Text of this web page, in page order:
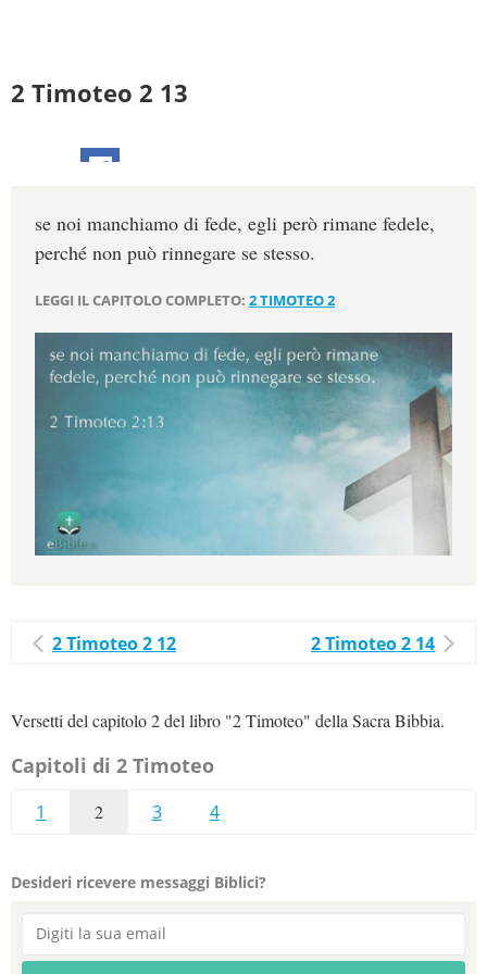
2 Timoteo 2 13
se noi manchiamo di fede, egli però rimane fedele,
perché non può rinnegare se stesso.
LEGGI IL CAPITOLO COMPLETO: 2 TIMOTEO 2
2 Timoteo 2 12 2 Timoteo 2 14
Versetti del capitolo 2 del libro "2 Timoteo" della Sacra Bibbia.
Capitoli di 2 Timoteo
1 2 3 4
Desideri ricevere messaggi Biblici?